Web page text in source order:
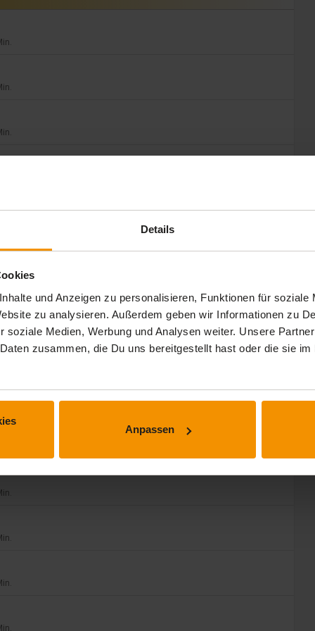
Details
und Anzeigen zu personalisieren, Funktionen für soziale
zu analysieren. Außerdem geben wir Informationen zu
soziale Medien, Werbung und Analysen weiter. Unsere
zusammen, die Du uns bereitgestellt hast oder die sie
Anpassen